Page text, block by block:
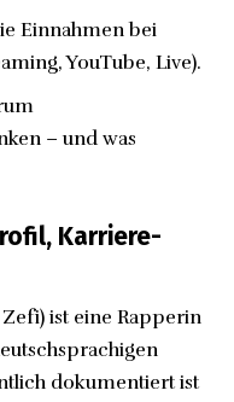
Einnahmen bei
YouTube, Live).
– und was
Karriere-
ist eine Rapperin
dokumentiert ist